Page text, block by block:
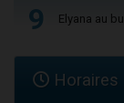
9 Elyana au
Horaires